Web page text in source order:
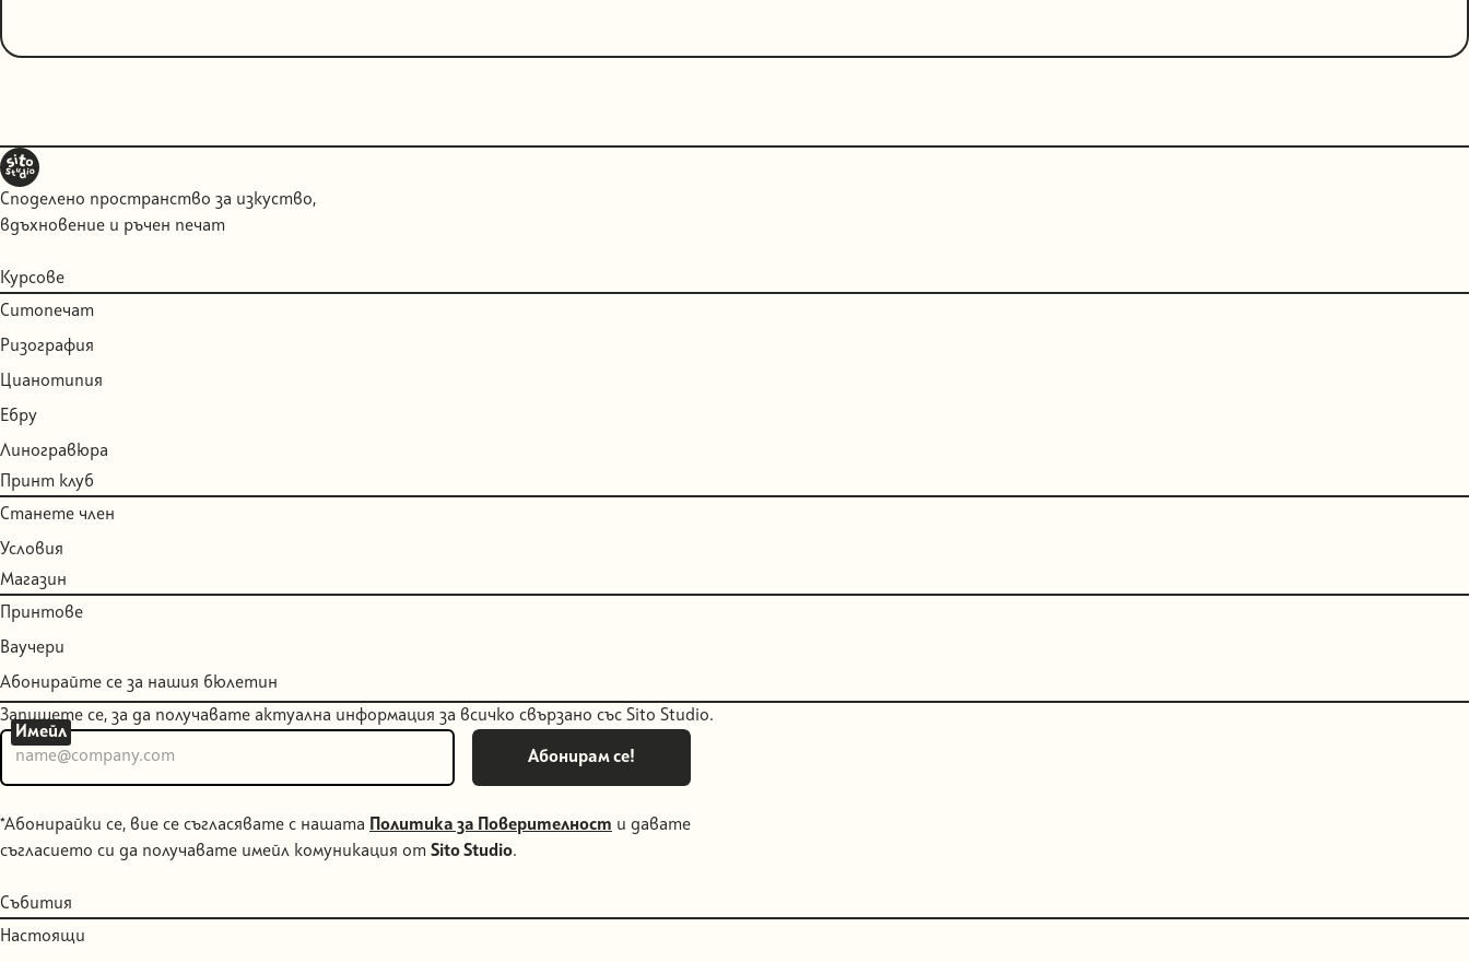
Споделено пространство за изкуство,
вдъхновение и ръчен печат
Курсове
Ситопечат
Ризография
Цианотипия
Ебру
Линогравюра
Принт клуб
Станете член
Условия
Магазин
Принтове
Ваучери
Абонирайте се за нашия бюлетин
Запишете се, за да получавате актуална информация за всичко свързано със Sito Studio.
Имейл
*Абонирайки се, вие се съгласявате с нашата Политика за Поверителност и давате
съгласието си да получавате имейл комуникация от Sito Studio.
Събития
Настоящи